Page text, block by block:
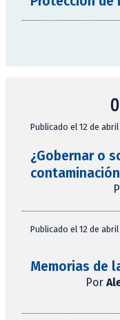
Publicado el 12 de
¿Gobernar o
Publicado el 12 de
Memorias de
Por